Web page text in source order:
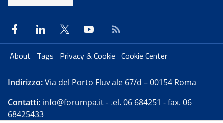
About Tags Privacy & Cookie Cookie Center
Indirizzo:Via del Porto Fluviale 67/d – 00154 Roma
Contatti: info@forumpa.it- tel. 06 684251 - fax. 06
68425433